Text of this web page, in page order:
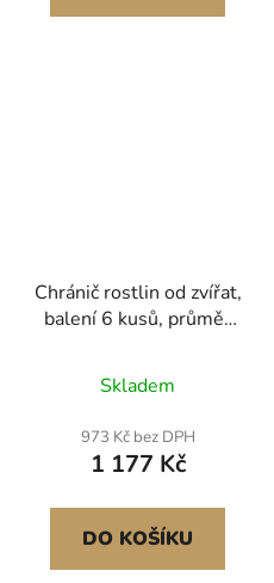
Chránič rostlin od zvířat,
balení 6 kusů, průměr
chránič rostlin z pletiva,
klece na venkovní
rostliny, květiny a
zeleninu, zabraňuje
vniknutí veverek, kuřat a
králíčků, 18 ks kovových
sítí
Skladem
973 Kč bez DPH
1 177 Kč
DO KOŠÍKU